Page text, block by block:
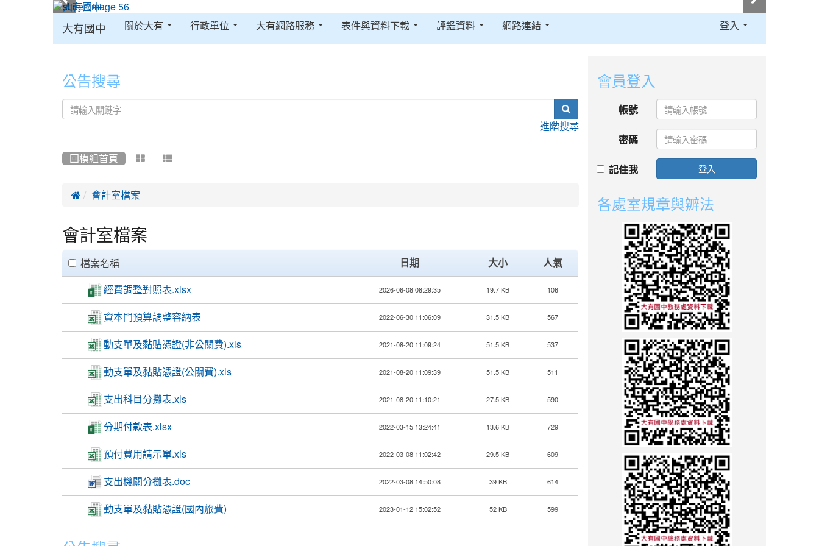
大有國中 關於大有 行政單位 大有網路服務 表件與資料下載 評鑑資料 網路連結 登入
公告搜尋
進階搜尋
回模組首頁  
 會計室檔案
會計室檔案
clickAll
檔案名稱 日期 大小 人氣
經費調整對照表.xlsx 2026-06-08 08:29:35 19.7 KB 106
資本門預算調整容納表 2022-06-30 11:06:09 31.5 KB 567
動支單及黏貼憑證(非公關費).xls 2021-08-20 11:09:24 51.5 KB 537
動支單及黏貼憑證(公關費).xls 2021-08-20 11:09:39 51.5 KB 511
支出科目分攤表.xls 2021-08-20 11:10:21 27.5 KB 590
分期付款表.xlsx 2022-03-15 13:24:41 13.6 KB 729
預付費用請示單.xls 2022-03-08 11:02:42 29.5 KB 609
支出機關分攤表.doc 2022-03-08 14:50:08 39 KB 614
動支單及黏貼憑證(國內旅費) 2023-01-12 15:02:52 52 KB 599
會員登入
帳號
密碼
記住我 登入
各處室規章與辧法